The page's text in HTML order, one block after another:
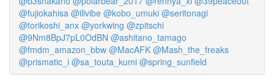
@fujiokahisa @illvibe @kobo_umuki @seritonagi
@torikoshi_anx @yorkwing @zpitschi
@9Nm8BpJ7pL0OdBN @ashitano_tamago
@fmdm_amazon_bbw @MacAFK @Mash_the_freaks
@prismatic_i @sa_touta_kumi @spring_sunfield